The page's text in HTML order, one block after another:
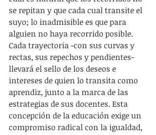
se repitan y que cada cual transite el
suyo; lo inadmisible es que para
alguien no haya recorrido posible.
Cada trayectoria -con sus curvas y
rectas, sus repechos y pendientes-
llevará el sello de los deseos e
intereses de quien lo transita como
aprendiz, junto a la marca de las
estrategias de sus docentes. Esta
concepción de la educación exige un
compromiso radical con la igualdad,